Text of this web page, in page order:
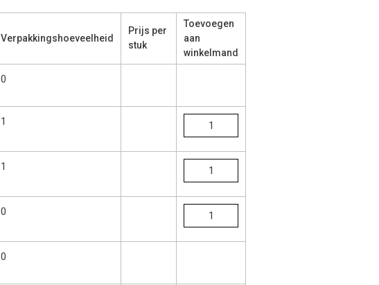
Verpakkingshoeveelheid
Prijs per
stuk
Toevoegen
aan
winkelmand
0
1
1
0
0